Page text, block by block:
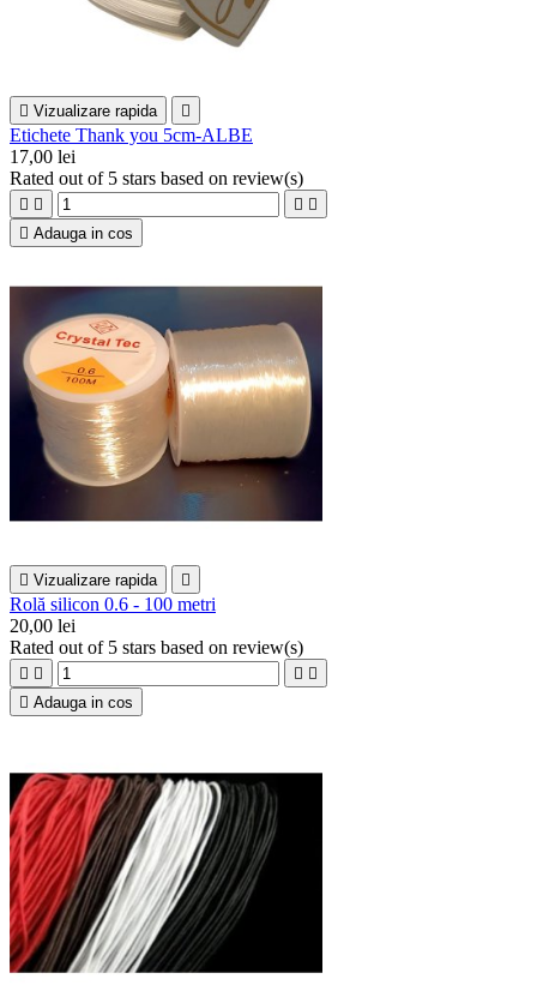
 Vizualizare rapida 
Etichete Thank you 5cm-ALBE
17,00 lei
Rated out of 5 stars based on review(s)
   
 Adauga in cos
 Vizualizare rapida 
Rolă silicon 0.6 - 100 metri
20,00 lei
Rated out of 5 stars based on review(s)
   
 Adauga in cos